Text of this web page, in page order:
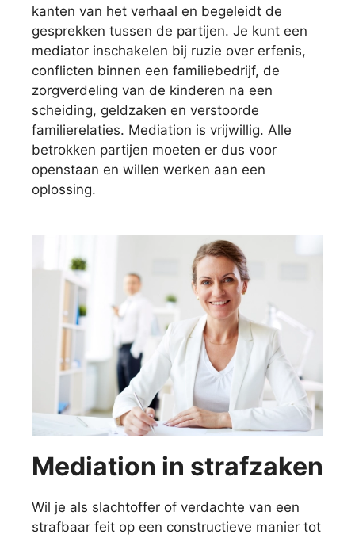
kanten van het verhaal en begeleidt de
gesprekken tussen de partijen. Je kunt een
mediator inschakelen bij ruzie over erfenis,
conflicten binnen een familiebedrijf, de
zorgverdeling van de kinderen na een
scheiding, geldzaken en verstoorde
familierelaties. Mediation is vrijwillig. Alle
betrokken partijen moeten er dus voor
openstaan en willen werken aan een
oplossing.
Mediation in strafzaken
Wil je als slachtoffer of verdachte van een
strafbaar feit op een constructieve manier tot